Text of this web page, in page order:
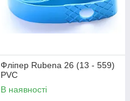
Фліпер Rubena 26 (13 - 559)
PVC
В наявності